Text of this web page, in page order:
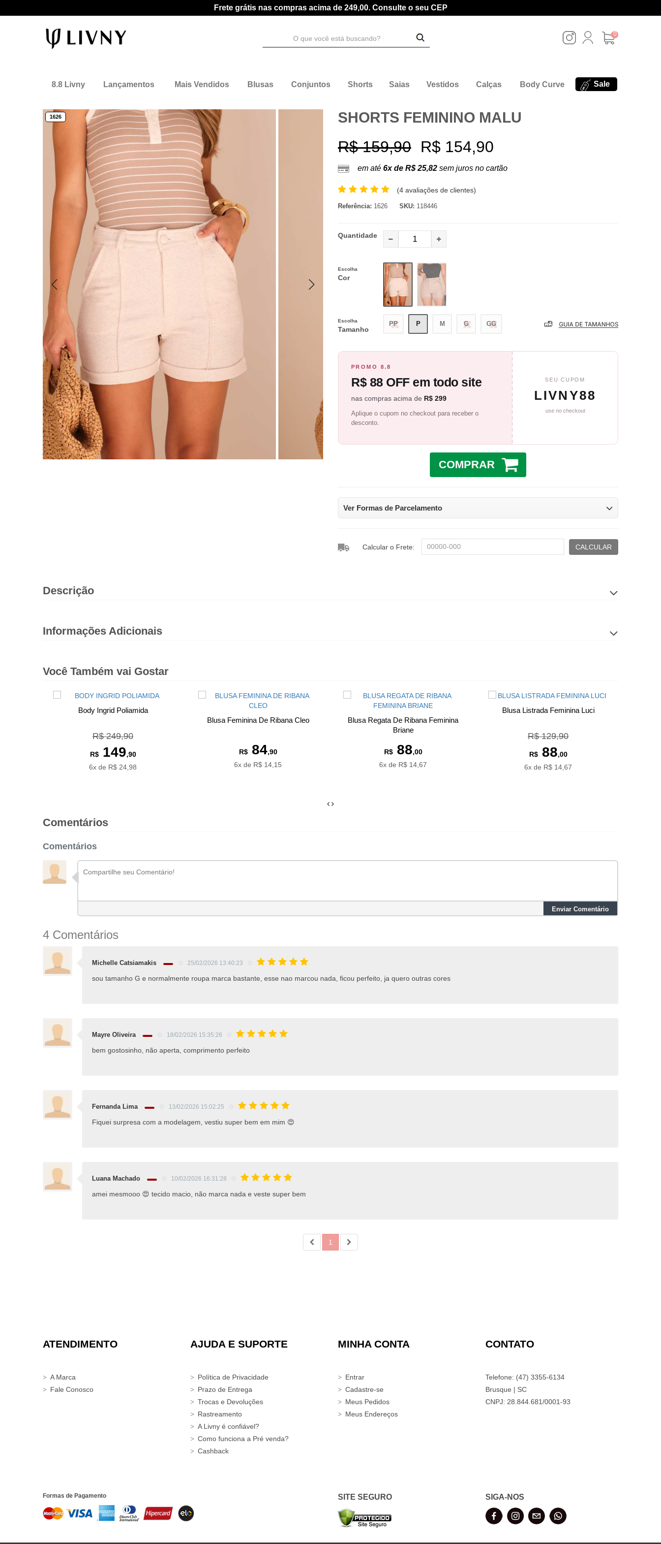
Frete grátis nas compras acima de 249,00. Consulte o seu CEP
0
8.8 Livny Lançamentos Mais Vendidos Blusas Conjuntos Shorts Saias Vestidos Calças Body Curve Sale
1626 SHORTS FEMININO MALU
R$ 159,90 R$ 154,90
em até 6x de R$ 25,82 sem juros no cartão
(4 avaliações de clientes)
Referência: 1626 SKU: 118446
Quantidade
Escolha
Cor
Escolha
Tamanho
PP P M G GG
PROMO 8.8
R$ 88 OFF em todo site
nas compras acima de R$ 299
Aplique o cupom no checkout para receber o
desconto.
SEU CUPOM
LIVNY88
use no checkout
COMPRAR
Ver Formas de Parcelamento
Calcular o Frete: CALCULAR
Descrição
Informações Adicionais
Você Também vai Gostar
Body Ingrid Poliamida
R$ 249,90
R$149,90
6x de R$ 24,98
Blusa Feminina De Ribana Cleo
R$84,90
6x de R$ 14,15
Blusa Regata De Ribana Feminina
Briane
R$88,00
6x de R$ 14,67
Blusa Listrada Feminina Luci
R$ 129,90
R$88,00
6x de R$ 14,67
Comentários
Comentários
Enviar Comentário
4 Comentários
Michelle Catsiamakis 25/02/2026 13:40:23
sou tamanho G e normalmente roupa marca bastante, esse nao marcou nada, ficou perfeito, ja quero outras cores
Mayre Oliveira 18/02/2026 15:35:26
bem gostosinho, não aperta, comprimento perfeito
Fernanda Lima 13/02/2026 15:02:25
Fiquei surpresa com a modelagem, vestiu super bem em mim 😍
Luana Machado 10/02/2026 16:31:28
amei mesmooo 😍 tecido macio, não marca nada e veste super bem
1
ATENDIMENTO
A Marca
Fale Conosco
AJUDA E SUPORTE
Política de Privacidade
Prazo de Entrega
Trocas e Devoluções
Rastreamento
A Livny é confiável?
Como funciona a Pré venda?
Cashback
MINHA CONTA
Entrar
Cadastre-se
Meus Pedidos
Meus Endereços
CONTATO
Telefone: (47) 3355-6134
Brusque | SC
CNPJ: 28.844.681/0001-93
Formas de Pagamento SITE SEGURO SIGA-NOS